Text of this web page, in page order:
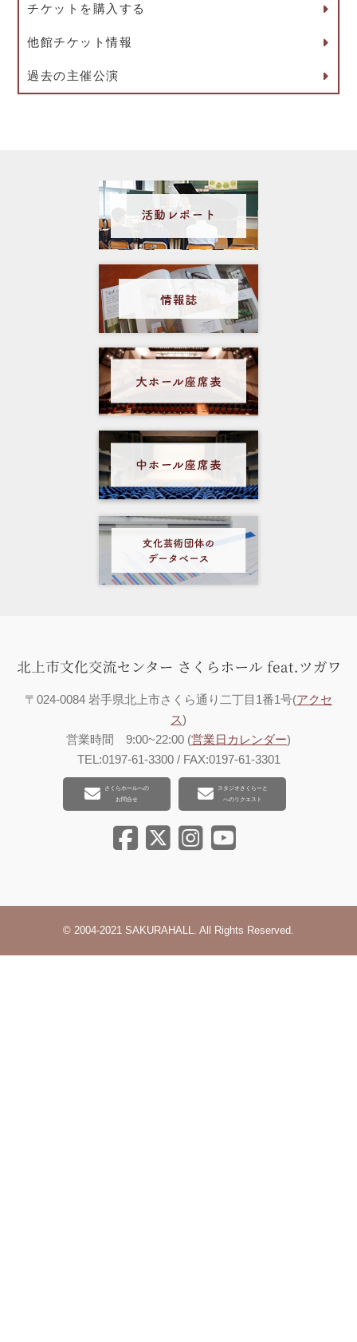
チケットを購入する
他館チケット情報
過去の主催公演
〒024-0084 岩手県北上市さくら通り二丁目1番1号(アクセ
ス)
営業時間 9:00~22:00 (営業日カレンダー)
TEL:0197-61-3300 / FAX:0197-61-3301
さくらホールへの
お問合せ
スタジオさくらーと
へのリクエスト
© 2004-2021 SAKURAHALL. All Rights Reserved.